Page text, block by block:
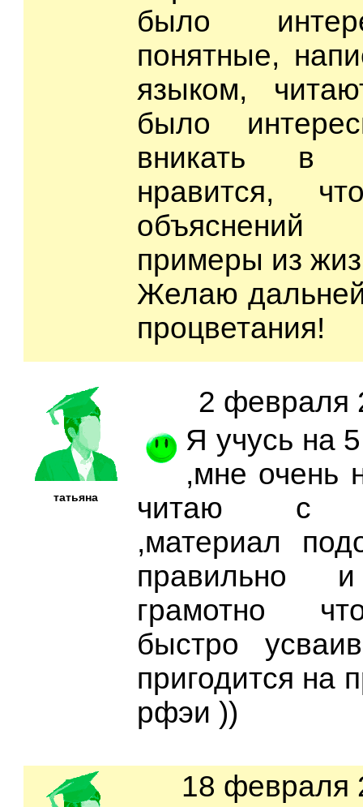
было
понятные,
языком,
было
вникать в
нравится,
объяснений
примеры из
Желаю
процветания!
татьяна
2 февраля
Я учусь на
,мне очень
читаю с
,материал
правильно
грамотно
быстро
пригодится на
рфэи ))
18 февраля